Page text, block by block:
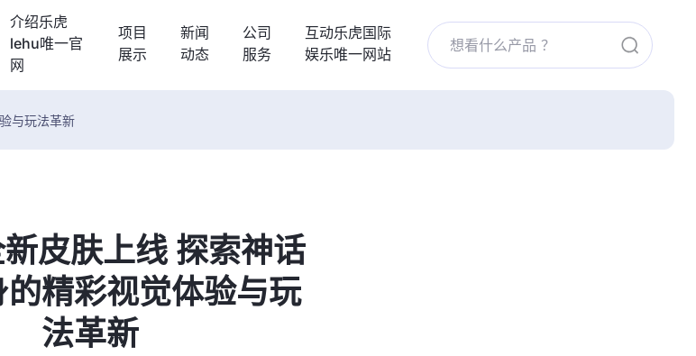
介绍乐虎
lehu唯一官
网
项目
展示
新闻
动态
公司
服务
互动乐虎国际
娱乐唯一网站
与玩法革新
皮肤上线 探索神话
精彩视觉体验与玩
法革新